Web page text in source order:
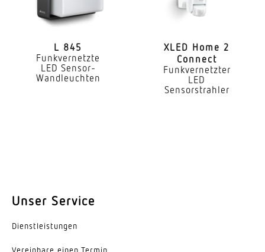
Montagehöhe max
Leistung
Mit Leuchtmittel
L 845
Funkvernetzte
LED Sensor-
Wandleuchten
XLED Home 2
Connect
Funkvernetzter
LED
Sensorstrahler
Unser Service
Dienst­leis­tungen
Vereinbare einen Termin